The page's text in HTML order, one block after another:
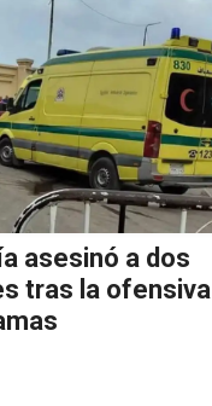
asesinó a dos
tras la ofensiva